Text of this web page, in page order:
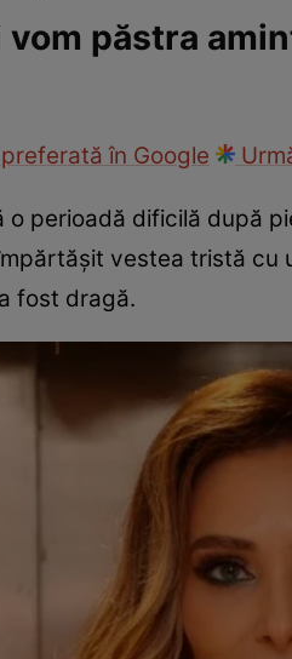
păstra
în Google
o perioadă dificilă după
vestea tristă
fost dragă.